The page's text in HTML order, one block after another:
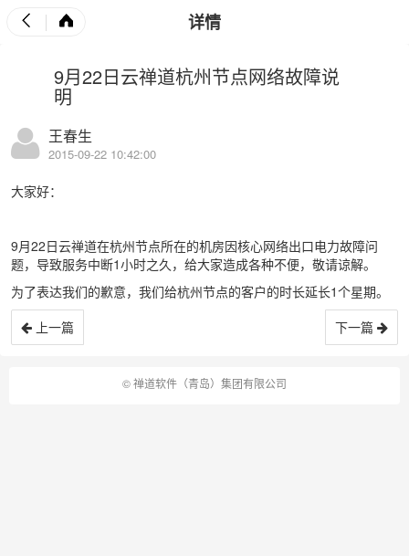
详情
9月22日云禅道杭州节点网络故障说
明
王春生
2015-09-22 10:42:00
大家好：
9月22日云禅道在杭州节点所在的机房因核心网络出口电力故障问
题，导致服务中断1小时之久，给大家造成各种不便，敬请谅解。
为了表达我们的歉意，我们给杭州节点的客户的时长延长1个星期。
上一篇
下一篇
©禅道软件（青岛）集团有限公司